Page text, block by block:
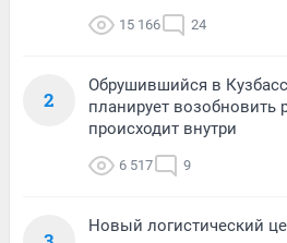
15 166 24
2
Обрушившийся в
планирует возобновить
происходит внутри
6 517 9
Новый логистический